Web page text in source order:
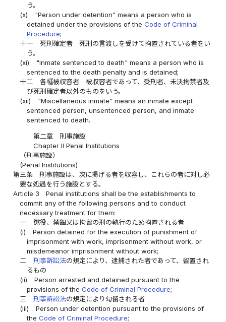
う。
(x)
"Person under detention" means a person who is
detained under the provisions of the Code of Criminal
Procedure;
十一
死刑確定者 死刑の言渡しを受けて拘置されている者をい
う。
(xi)
"Inmate sentenced to death" means a person who is
sentenced to the death penalty and is detained;
十二
各種被収容者 被収容者であって、受刑者、未決拘禁者及
び死刑確定者以外のものをいう。
(xii)
"Miscellaneous inmate" means an inmate except
sentenced person, unsentenced person, and inmate
sentenced to death.
第二章 刑事施設
Chapter II Penal Institutions
（刑事施設）
(Penal Institutions)
第三条
刑事施設は、次に掲げる者を収容し、これらの者に対し必
要な処遇を行う施設とする。
Article 3
Penal institutions shall be the establishments to
commit any of the following persons and to conduct
necessary treatment for them:
一
懲役、禁錮又は拘留の刑の執行のため拘置される者
(i)
Person detained for the execution of punishment of
imprisonment with work, imprisonment without work, or
misdemeanor imprisonment without work;
二
刑事訴訟法の規定により、逮捕された者であって、留置され
るもの
(ii)
Person arrested and detained pursuant to the
provisions of the Code of Criminal Procedure;
三
刑事訴訟法の規定により勾留される者
(iii)
Person under detention pursuant to the provisions of
the Code of Criminal Procedure;